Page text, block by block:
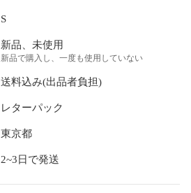
S
新品、未使用
新品で購入し、一度も使用していない
送料込み(出品者負担)
レターパック
東京都
2~3日で発送